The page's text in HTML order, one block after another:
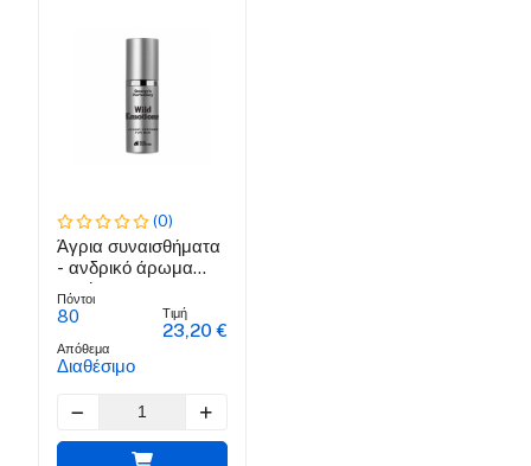
(0)
Άγρια συναισθήματα
- ανδρικό άρωμα
νερό
Πόντοι
80
Απόθεμα
Διαθέσιμο
Τιμή
23,20 €